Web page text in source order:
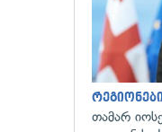
რეგიონები
თამარ